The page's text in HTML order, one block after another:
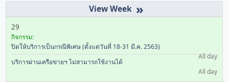
»
29
กิจกรรม:
ปิดให้บริการเป็นกรณีพิเศษ (ตั้งแต่วันที่ 18-31 มี.ค. 2563)
All day
บริการผ่านเครือข่ายฯ ไม่สามารถใช้งานได้
All day